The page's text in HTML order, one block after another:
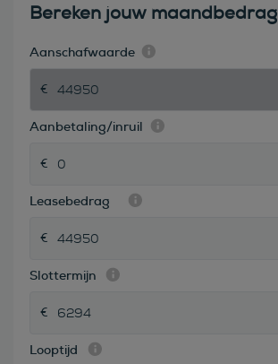
Bereken jouw maandbedrag
Aanschafwaarde
Aanbetaling/inruil
Leasebedrag
Slottermijn
Looptijd